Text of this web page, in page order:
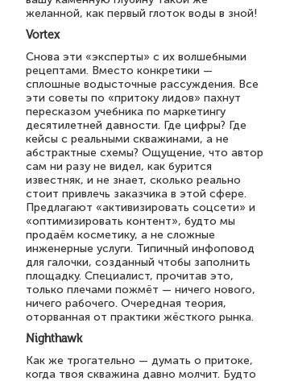
желанной, как первый глоток воды в зной!
Vortex
Снова эти «эксперты» с их волшебными
рецептами. Вместо конкретики —
сплошные водысточные рассуждения. Все
эти советы по «притоку лидов» пахнут
пересказом учебника по маркетингу
десятилетней давности. Где цифры? Где
кейсы с реальными скважинами, а не
абстрактные схемы? Ощущение, что автор
сам ни разу не видел, как бурится
известняк, и не знает, сколько реально
стоит привлечь заказчика в этой сфере.
Предлагают «активизировать соцсети» и
«оптимизировать контент», будто мы
продаём косметику, а не сложные
инженерные услуги. Типичный инфоповод
для галочки, созданный чтобы заполнить
площадку. Специалист, прочитав это,
только плечами пожмёт — ничего нового,
ничего рабочего. Очередная теория,
оторванная от практики жёсткого рынка.
Nighthawk
Как же трогательно — думать о притоке,
когда твоя скважина давно молчит. Будто